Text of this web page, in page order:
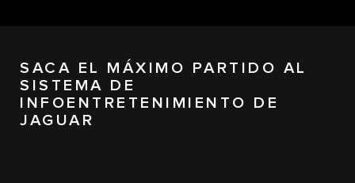
SACA EL MÁXIMO PARTIDO AL
SISTEMA DE
INFOENTRETENIMIENTO DE
JAGUAR